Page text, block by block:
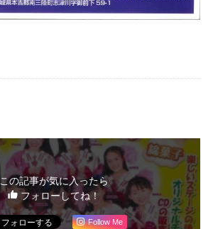
この記事が気に入ったら
フォローしてね！
Follow Me